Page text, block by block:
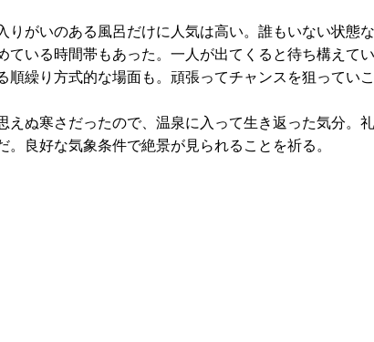
りがいのある風呂だけに人気は高い。誰もいない状態
ている時間帯もあった。一人が出てくると待ち構えて
順繰り方式的な場面も。頑張ってチャンスを狙っていこ
えぬ寒さだったので、温泉に入って生き返った気分。
。良好な気象条件で絶景が見られることを祈る。